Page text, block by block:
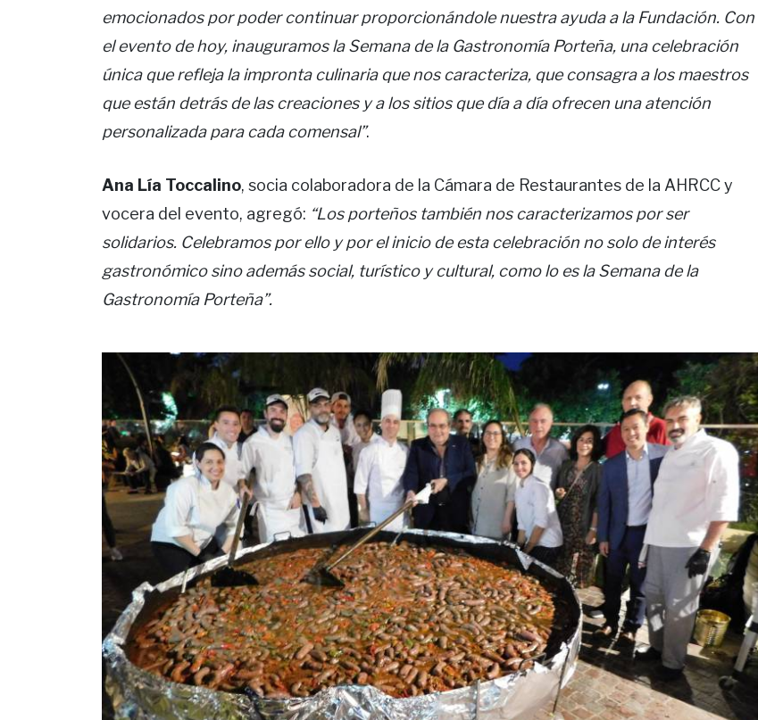
emocionados por poder continuar proporcionándole nuestra ayuda a la Fundación. Con
el evento de hoy, inauguramos la Semana de la Gastronomía Porteña, una celebración
única que refleja la impronta culinaria que nos caracteriza, que consagra a los maestros
que están detrás de las creaciones y a los sitios que día a día ofrecen una atención
personalizada para cada comensal”.
Ana Lía Toccalino, socia colaboradora de la Cámara de Restaurantes de la AHRCC y
vocera del evento, agregó: “Los porteños también nos caracterizamos por ser
solidarios. Celebramos por ello y por el inicio de esta celebración no solo de interés
gastronómico sino además social, turístico y cultural, como lo es la Semana de la
Gastronomía Porteña”.